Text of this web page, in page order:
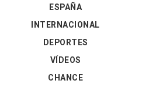
ESPAÑA
INTERNACIONAL
DEPORTES
VÍDEOS
CHANCE